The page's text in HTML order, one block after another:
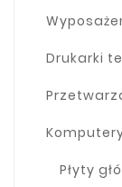
Drukarki
Płyty